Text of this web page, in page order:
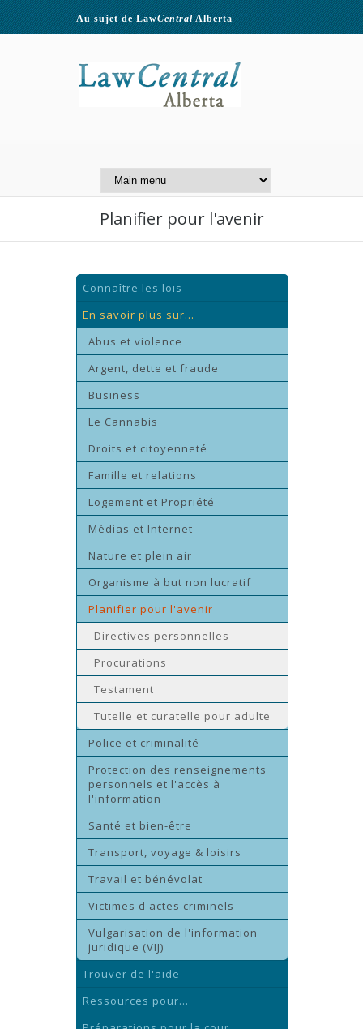
Au sujet de LawCentralAlberta
Planifier pour l'avenir
Connaître les lois
En savoir plus sur...
Abus et violence
Argent, dette et fraude
Business
Le Cannabis
Droits et citoyenneté
Famille et relations
Logement et Propriété
Médias et Internet
Nature et plein air
Organisme à but non lucratif
Planifier pour l'avenir
Directives personnelles
Procurations
Testament
Tutelle et curatelle pour adulte
Police et criminalité
Protection des renseignements
personnels et l'accès à
l'information
Santé et bien-être
Transport, voyage & loisirs
Travail et bénévolat
Victimes d'actes criminels
Vulgarisation de l'information
juridique (VIJ)
Trouver de l'aide
Ressources pour...